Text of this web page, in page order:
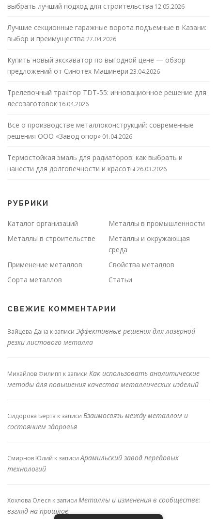
выбрать лучший подход для строительства 12.05.2026
Лучшие секционные гаражные ворота подъемные в Казани:
выбор и преимущества 27.04.2026
Купить новый экскаватор по выгодной цене — обзор
предложений от Синотех Машинери 23.04.2026
Трелевочный трактор TDT-55: инновационное решение для
лесозаготовок 16.04.2026
Все о производстве металлоконструкций: современные
решения ООО «Завод опор» 01.04.2026
Термостойкая эмаль для радиаторов: как выбрать и
нанести для долговечности и красоты 26.03.2026
РУБРИКИ
Каталог организаций
Металлы в промышленности
Металлы в строительстве
Металлы и окружающая
среда
Применение металлов
Свойства металлов
Сорта металлов
Статьи
СВЕЖИЕ КОММЕНТАРИИ
Зайцева Дана к записи Эффективные решения для лазерной
резки листового металла
Михайлов Филипп к записи Как использовать аналитические
методы для повышения качества металлических изделий
Сидорова Берта к записи Взаимосвязь между металлом и
состоянием здоровья
Смирнов Юлий к записиАрамильский завод передовых
технологий
Хохлова Олеся к записи Металлы и изменения в сообществе:
взгляд на прошлое